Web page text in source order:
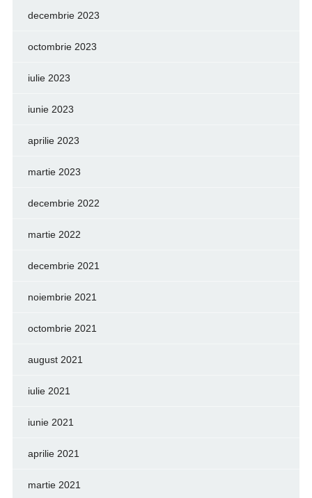
decembrie 2023
octombrie 2023
iulie 2023
iunie 2023
aprilie 2023
martie 2023
decembrie 2022
martie 2022
decembrie 2021
noiembrie 2021
octombrie 2021
august 2021
iulie 2021
iunie 2021
aprilie 2021
martie 2021